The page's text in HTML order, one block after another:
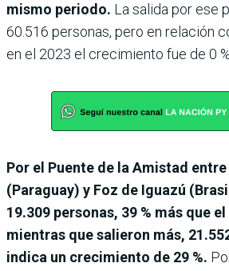
mismo periodo. La salida por ese
60.516 personas, pero en relación
en el 2023 el crecimiento fue de 0
Por el Puente de la Amistad
(Paraguay) y Foz de Iguazú
19.309 personas, 39 % más que
mientras que salieron más,
indica un crecimiento de 29 %.